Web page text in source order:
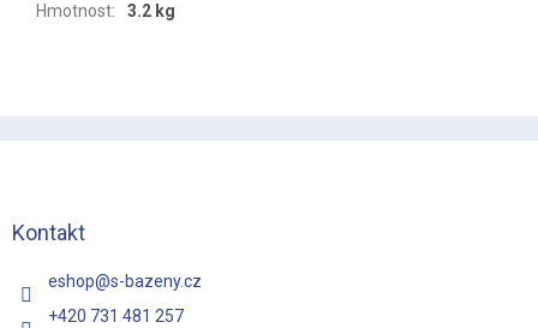
Hmotnost: 3.2 kg
Kontakt
eshop@s-bazeny.cz
+420 731 481 257